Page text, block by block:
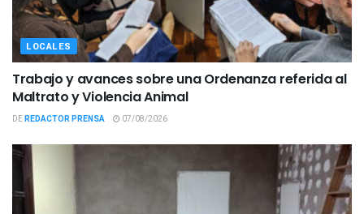
LOCALES
Trabajo y avances sobre una Ordenanza referida al
Maltrato y Violencia Animal
DEREDACTOR PRENSA 07/08/2026